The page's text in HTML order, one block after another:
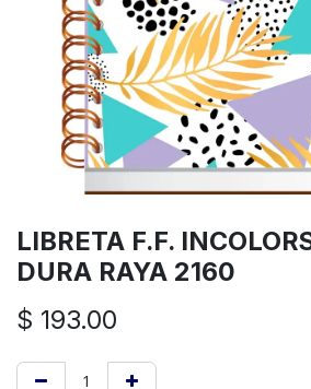
LIBRETA F.F.
DURA RAYA 2160
$ 193.00